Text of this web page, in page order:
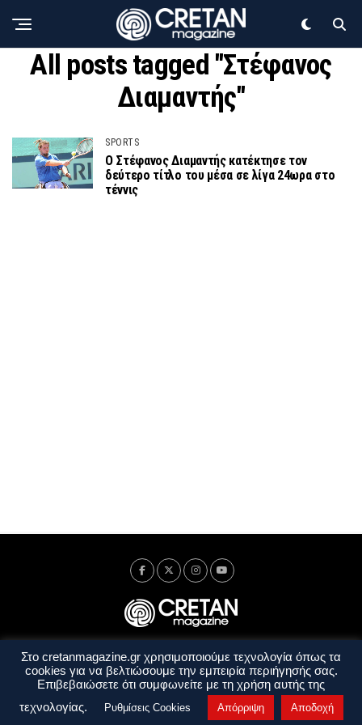
All posts tagged "Στέφανος
Διαμαντής"
SPORTS
Ο Στέφανος Διαμαντής κατέκτησε τον
δεύτερο τίτλο του μέσα σε λίγα 24ωρα στο
τέννις
Ταυτότητα Πολιτική Απορρήτου
Όροι Χρήσης
Όροι και Προϋποθέσεις
Στο cretanmagazine.gr χρησιμοποιούμε τεχνολογία όπως τα
cookies για να βελτιώσουμε την εμπειρία περιήγησής σας.
Επιβεβαιώσετε ότι συμφωνείτε με τη χρήση αυτής της
τεχνολογίας.
Ρυθμίσεις Cookies Απόρριψη Αποδοχή